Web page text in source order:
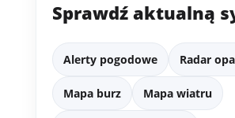
Sprawdź aktualną
Alerty pogodowe Radar
Mapa burz Mapa wiatru